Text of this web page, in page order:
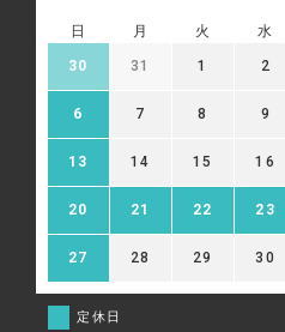
日 月 火 水
30 31 1 2
6 7 8 9
13 14 15 16
20 21 22 23
27 28 29 30
定休日